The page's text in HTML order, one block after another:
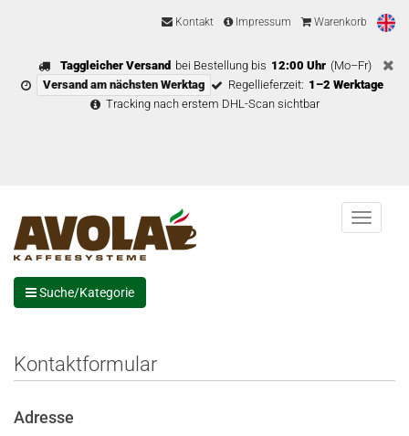
Kontakt Impressum Warenkorb
Taggleicher Versand bei Bestellung bis 12:00 Uhr (Mo–Fr)
Versand am nächsten Werktag
Regellieferzeit: 1–2 Werktage
Tracking nach erstem DHL-Scan sichtbar
Menu
Suche/Kategorie
Kontaktformular
Adresse